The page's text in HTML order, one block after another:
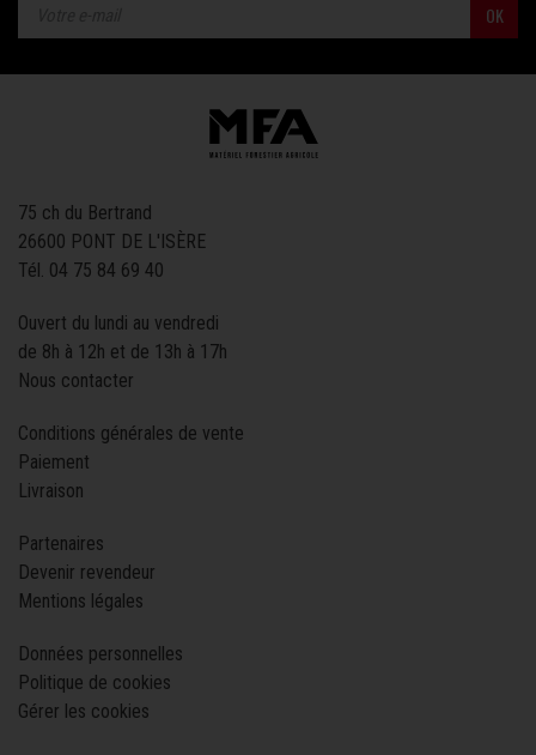
OK
75 ch du Bertrand
26600 PONT DE L'ISÈRE
Tél. 04 75 84 69 40
Ouvert du lundi au vendredi
de 8h à 12h et de 13h à 17h
Nous contacter
Conditions générales de vente
Paiement
Livraison
Partenaires
Devenir revendeur
Mentions légales
Données personnelles
Politique de cookies
Gérer les cookies